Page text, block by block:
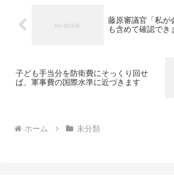
藤原審議官「私が
も含めて確認でき
子ども手当分を防衛費にそっくり回せ
ば、軍事費の国際水準に近づきます
ホーム 未分類